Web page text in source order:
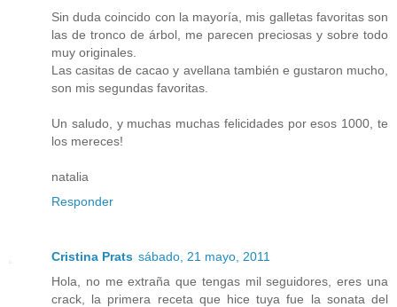
Sin duda coincido con la mayoría, mis galletas favoritas son
las de tronco de árbol, me parecen preciosas y sobre todo
muy originales.
Las casitas de cacao y avellana también e gustaron mucho,
son mis segundas favoritas.
Un saludo, y muchas muchas felicidades por esos 1000, te
los mereces!
natalia
Responder
Cristina Prats sábado, 21 mayo, 2011
Hola, no me extraña que tengas mil seguidores, eres una
crack, la primera receta que hice tuya fue la sonata del